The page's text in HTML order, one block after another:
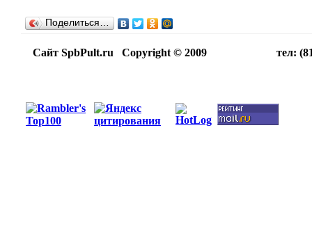
Поделиться…
Сайт SpbPult.ru Copyright © 2009 тел: